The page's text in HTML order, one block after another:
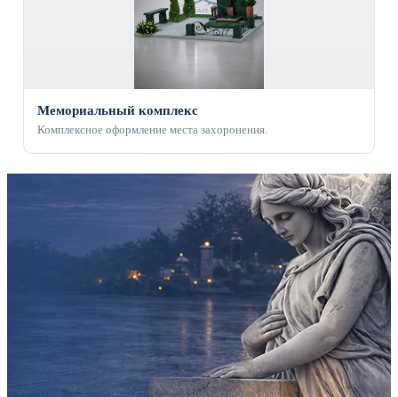
Мемориальный комплекс
Комплексное оформление места захоронения.